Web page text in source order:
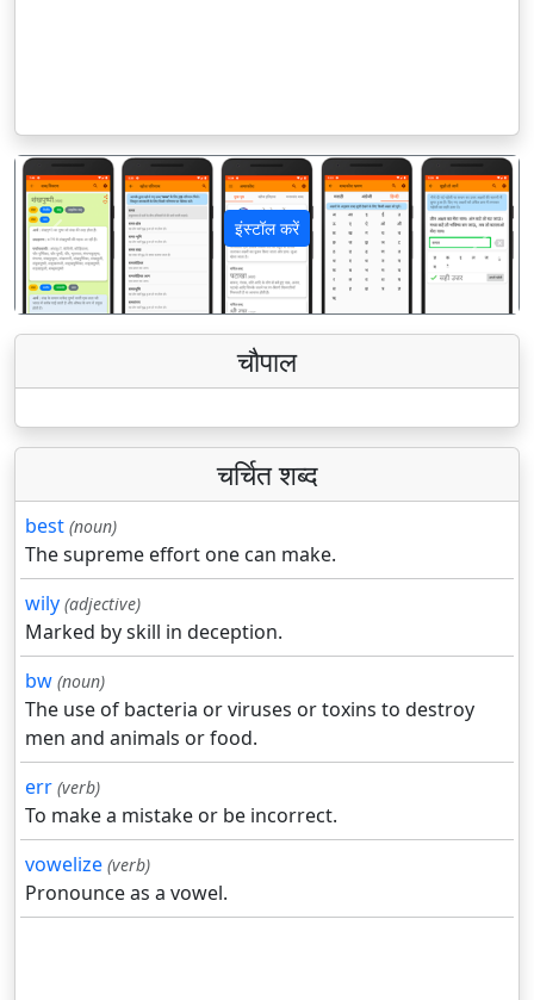
इंस्टॉल करें
पिछला अगला
चौपाल
चर्चित शब्द
best (noun)
The supreme effort one can make.
wily (adjective)
Marked by skill in deception.
bw (noun)
The use of bacteria or viruses or toxins to destroy
men and animals or food.
err (verb)
To make a mistake or be incorrect.
vowelize (verb)
Pronounce as a vowel.